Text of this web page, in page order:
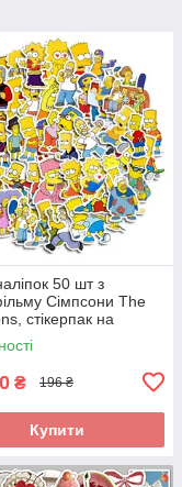
50 шт з
Сімпсони The
стікерпак на
гаджети
₴ 196 ₴
Купити